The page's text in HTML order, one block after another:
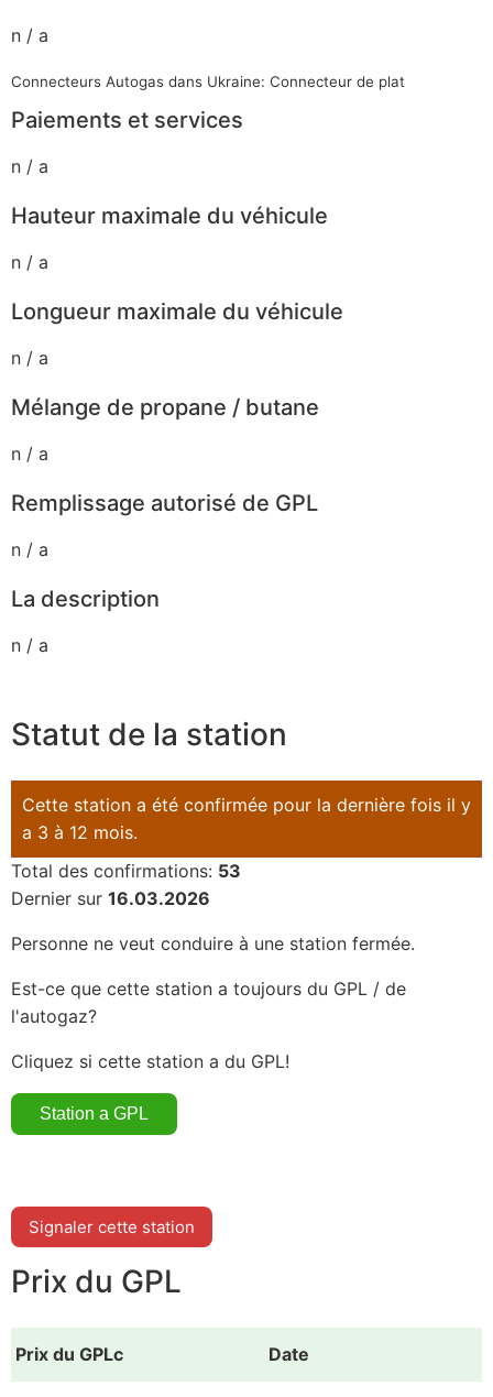
n / a
Connecteurs Autogas dans Ukraine: Connecteur de plat
Paiements et services
n / a
Hauteur maximale du véhicule
n / a
Longueur maximale du véhicule
n / a
Mélange de propane / butane
n / a
Remplissage autorisé de GPL
n / a
La description
n / a
Statut de la station
Cette station a été confirmée pour la dernière fois il y
a 3 à 12 mois.
Total des confirmations: 53
Dernier sur 16.03.2026
Personne ne veut conduire à une station fermée.
Est-ce que cette station a toujours du GPL / de
l'autogaz?
Cliquez si cette station a du GPL!
Signaler cette station
Prix du GPL
Prix du GPLc Date